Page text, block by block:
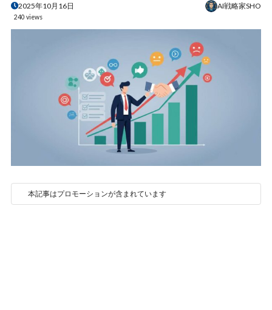
2025年10月16日 AI戦略家SHO
240 views
本記事はプロモーションが含まれています